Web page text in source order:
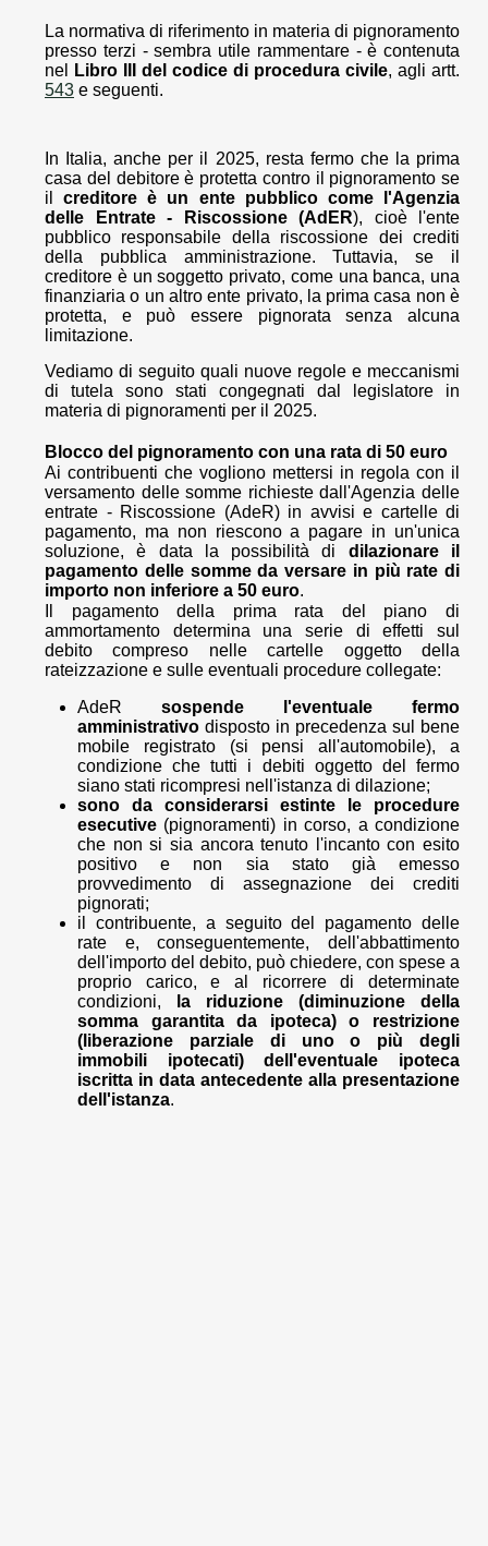
La normativa di riferimento in materia di pignoramento
presso terzi - sembra utile rammentare - è contenuta
nel
Libro III del codice di procedura civile, agli artt.
543 e seguenti.
In Italia, anche per il 2025, resta fermo che la prima
casa del debitore è protetta contro il pignoramento se
ilcreditore è un ente pubblico come l'Agenzia
delle Entrate - Riscossione (AdER), cioè l'ente
pubblico responsabile della riscossione dei crediti
della pubblica amministrazione. Tuttavia, se il
creditore è un soggetto privato, come una banca, una
finanziaria o un altro ente privato, la prima casa non è
protetta, e può essere pignorata senza alcuna
limitazione.
Vediamo di seguito quali nuove regole e meccanismi
di tutela sono stati congegnati dal legislatore in
materia di pignoramenti per il 2025.
Blocco del pignoramento con una rata di 50 euro
Ai contribuenti che vogliono mettersi in regola con il
versamento delle somme richieste dall'Agenzia delle
entrate - Riscossione (AdeR) in avvisi e cartelle di
pagamento, ma non riescono a pagare in un'unica
soluzione, è data la possibilità di dilazionare il
pagamento delle somme da versare in più rate di
importo non inferiore a 50 euro.
Il pagamento della prima rata del piano di
ammortamento determina una serie di effetti sul
debito compreso nelle cartelle oggetto della
rateizzazione e sulle eventuali procedure collegate:
AdeR sospende l'eventuale fermo
amministrativo disposto in precedenza sul bene
mobile registrato (si pensi all'automobile), a
condizione che tutti i debiti oggetto del fermo
siano stati ricompresi nell'istanza di dilazione;
sono da considerarsi estinte le procedure
esecutive (pignoramenti) in corso, a condizione
che non si sia ancora tenuto l'incanto con esito
positivo e non sia stato già emesso
provvedimento di assegnazione dei crediti
pignorati;
il contribuente, a seguito del pagamento delle
rate e, conseguentemente, dell'abbattimento
dell'importo del debito, può chiedere, con spese a
proprio carico, e al ricorrere di determinate
condizioni,
la riduzione (diminuzione della
somma garantita da ipoteca) o restrizione
(liberazione parziale di uno o più degli
immobili ipotecati) dell'eventuale ipoteca
iscritta in data antecedente alla presentazione
dell'istanza.